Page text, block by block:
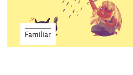
Familiar